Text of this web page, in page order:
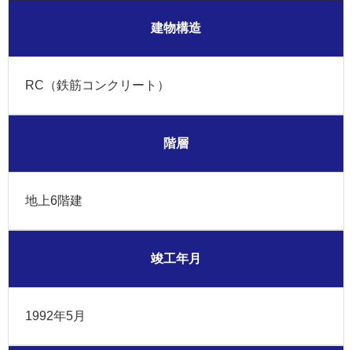
建物構造
RC（鉄筋コンクリート）
階層
地上6階建
竣工年月
1992年5月